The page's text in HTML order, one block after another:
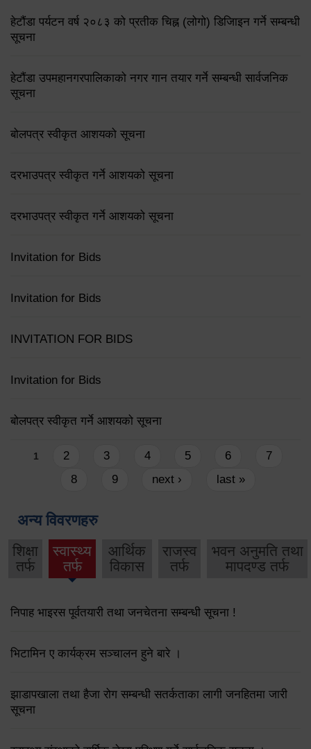
हेटौंडा पर्यटन वर्ष २०८३ को प्रतीक चिह्न (लोगो) डिजिाइन गर्ने सम्बन्धी
सूचना
हेटौंडा उपमहानगरपालिकाको नगर गान तयार गर्ने सम्बन्धी सार्वजनिक
सूचना
बोलपत्र स्वीकृत आशयको सूचना
दरभाउपत्र स्वीकृत गर्ने आशयको सूचना
दरभाउपत्र स्वीकृत गर्ने आशयको सूचना
Invitation for Bids
Invitation for Bids
INVITATION FOR BIDS
Invitation for Bids
बोलपत्र स्वीकृत गर्ने आशयको सूचना
Pages
1 2 3 4 5 6
7
8
9 next › last »
अन्य विवरणहरु
शिक्षा
तर्फ
स्वास्थ्य
तर्फ
आर्थिक
विकास
राजस्व
तर्फ
भवन अनुमति तथा
मापदण्ड तर्फ
निपाह भाइरस पूर्वतयारी तथा जनचेतना सम्बन्धी सूचना !
भिटामिन ए कार्यक्रम सञ्चालन हुने बारे ।
झाडापखाला तथा हैजा रोग सम्बन्धी सतर्कताका लागी जनहितमा जारी
सूचना